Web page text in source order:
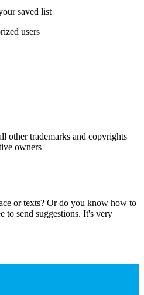
saved list
users
other trademarks and copyrights
owners
or texts? Or do you know how to
to send suggestions. It's very